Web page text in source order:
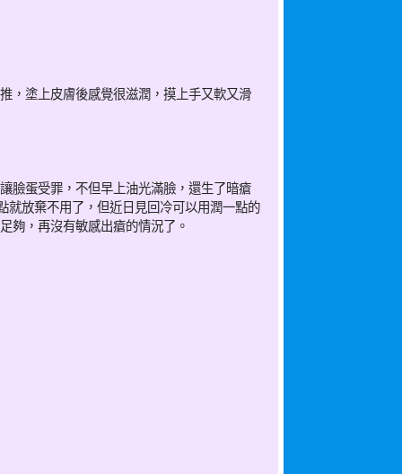
，塗上皮膚後感覺很滋潤，摸上手又軟又滑
臉蛋受罪，不但早上油光滿臉，還生了暗瘡
放棄不用了，但近日見回冷可以用潤一點的
夠，再沒有敏感出瘡的情況了。